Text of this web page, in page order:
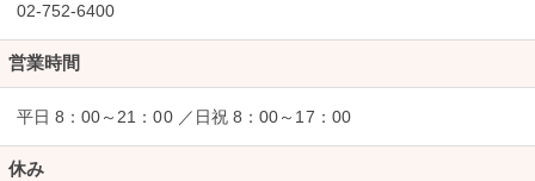
02-752-6400
営業時間
平日 8：00～21：00 ／日祝 8：00～17：00
休み